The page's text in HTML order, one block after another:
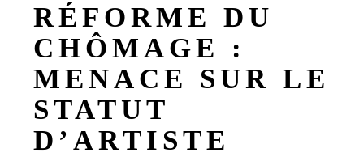
RÉFORME DU
CHÔMAGE :
MENACE SUR LE
STATUT
D’ARTISTE